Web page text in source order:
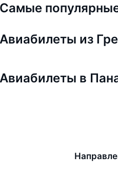
Самые
Авиабилеты из
Авиабилеты в